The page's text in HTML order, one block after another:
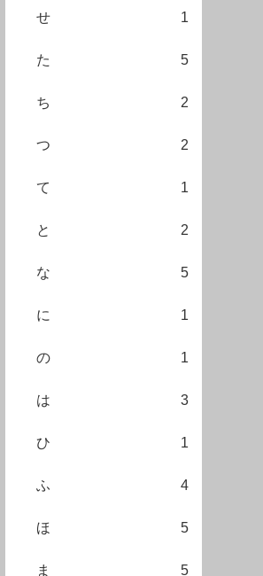
せ 1
た 5
ち 2
つ 2
て 1
と 2
な 5
に 1
の 1
は 3
ひ 1
ふ 4
ほ 5
ま 5